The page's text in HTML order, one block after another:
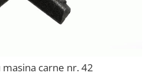
carne nr. 42